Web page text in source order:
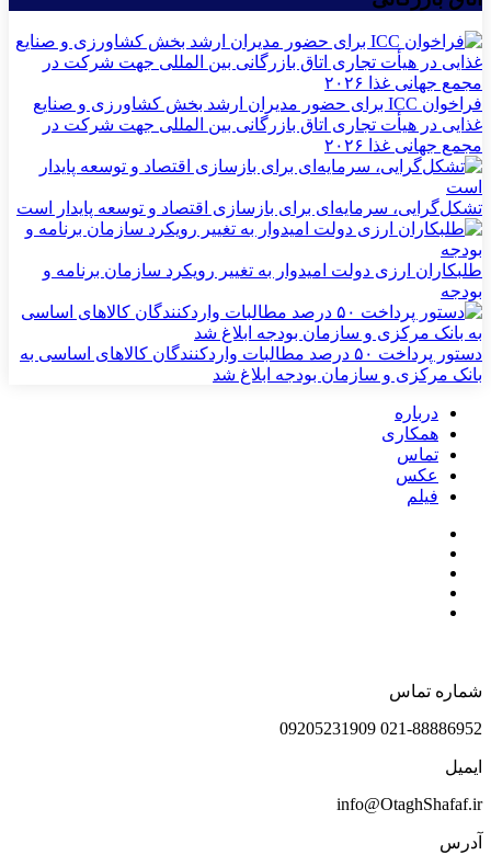
فراخوان ICC برای حضور مدیران ارشد بخش کشاورزی و صنایع
غذایی در هیأت تجاری اتاق بازرگانی بین المللی جهت شرکت در
مجمع جهانی غذا ۲۰۲۶
تشکل‌گرایی، سرمایه‌ای برای بازسازی اقتصاد و توسعه پایدار است
طلبکاران ارزی دولت امیدوار به تغییر رویکرد سازمان برنامه و
بودجه
دستور پرداخت ۵۰ درصد مطالبات واردکنندگان کالاهای اساسی به
بانک مرکزی و سازمان بودجه ابلاغ شد
درباره
همکاری
تماس
عکس
فیلم
شماره تماس
021-88886952 09205231909
ایمیل
info@OtaghShafaf.ir
آدرس